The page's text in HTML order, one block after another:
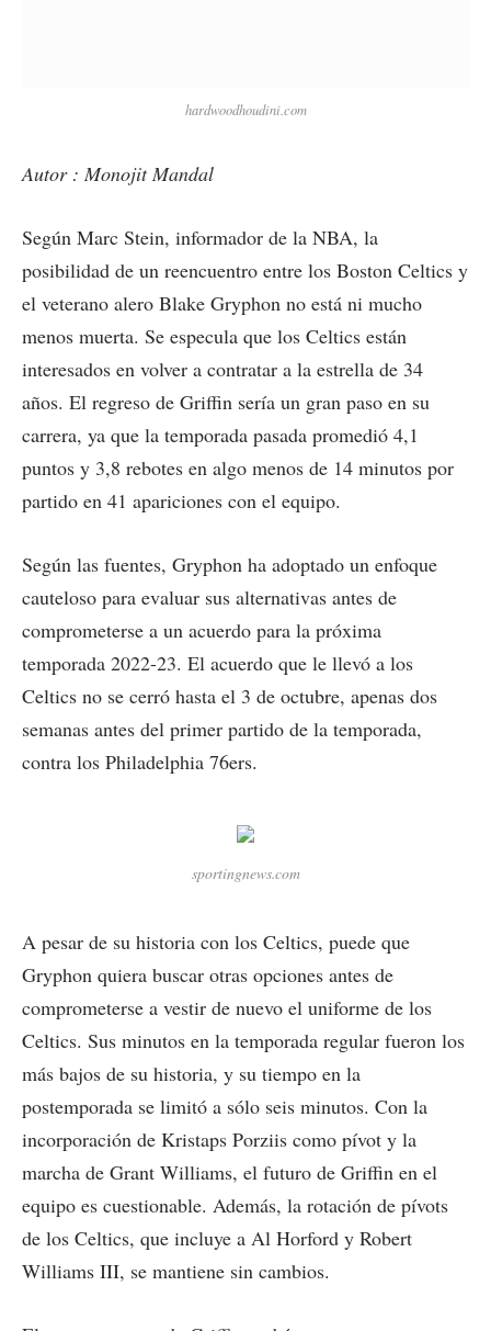
hardwoodhoudini.com
Autor : Monojit Mandal
Según Marc Stein, informador de la NBA, la
posibilidad de un reencuentro entre los Boston Celtics y
el veterano alero Blake Gryphon no está ni mucho
menos muerta. Se especula que los Celtics están
interesados en volver a contratar a la estrella de 34
años. El regreso de Griffin sería un gran paso en su
carrera, ya que la temporada pasada promedió 4,1
puntos y 3,8 rebotes en algo menos de 14 minutos por
partido en 41 apariciones con el equipo.
Según las fuentes, Gryphon ha adoptado un enfoque
cauteloso para evaluar sus alternativas antes de
comprometerse a un acuerdo para la próxima
temporada 2022-23. El acuerdo que le llevó a los
Celtics no se cerró hasta el 3 de octubre, apenas dos
semanas antes del primer partido de la temporada,
contra los Philadelphia 76ers.
sportingnews.com
A pesar de su historia con los Celtics, puede que
Gryphon quiera buscar otras opciones antes de
comprometerse a vestir de nuevo el uniforme de los
Celtics. Sus minutos en la temporada regular fueron los
más bajos de su historia, y su tiempo en la
postemporada se limitó a sólo seis minutos. Con la
incorporación de Kristaps Porziis como pívot y la
marcha de Grant Williams, el futuro de Griffin en el
equipo es cuestionable. Además, la rotación de pívots
de los Celtics, que incluye a Al Horford y Robert
Williams III, se mantiene sin cambios.